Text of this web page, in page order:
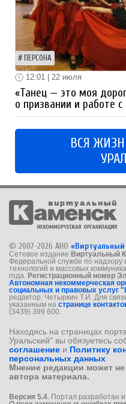
ПЕРСОНА
12:01 | 22 июля
«Танец — это моя
о призвании и работе
ВСЯ
© 2007-2026 АНО
Сетевое издание Виртуальный
Федеральной службе по
технологий и массовых
года. Регистрационный номер
Автономная некоммерческая
социальных и правовых услуг
редактор: Четыркин Т.И. Для
указанным на странице
(3439) 399 600.
Находясь на страницах
Уральский" вы обязуетесь
соглашение и Политику
персональных данных
Мнение редакции может
автора материала.
Версия 5.4. Портал разработан